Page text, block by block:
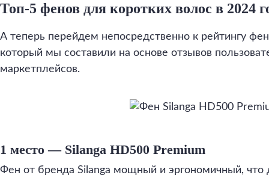
Топ-5 фенов для коротких волос в 2024
А теперь перейдем непосредственно к рейтингу
который мы составили на основе отзывов
маркетплейсов.
1 место — Silanga HD500 Premium
Фен от бренда Silanga мощный и эргономичный, что